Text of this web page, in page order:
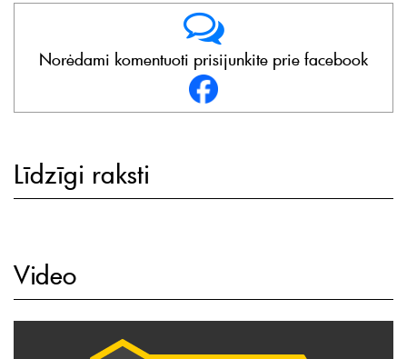
Norėdami komentuoti prisijunkite prie facebook
Līdzīgi raksti
Video